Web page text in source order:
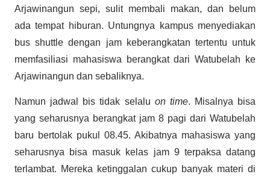
Arjawinangun sepi, sulit membali makan, dan belum
ada tempat hiburan. Untungnya kampus menyediakan
bus shuttle dengan jam keberangkatan tertentu untuk
memfasiliasi mahasiswa berangkat dari Watubelah ke
Arjawinangun dan sebaliknya.
Namun jadwal bis tidak selalu on time. Misalnya bisa
yang seharusnya berangkat jam 8 pagi dari Watubelah
baru bertolak pukul 08.45. Akibatnya mahasiswa yang
seharusnya bisa masuk kelas jam 9 terpaksa datang
terlambat. Mereka ketinggalan cukup banyak materi di